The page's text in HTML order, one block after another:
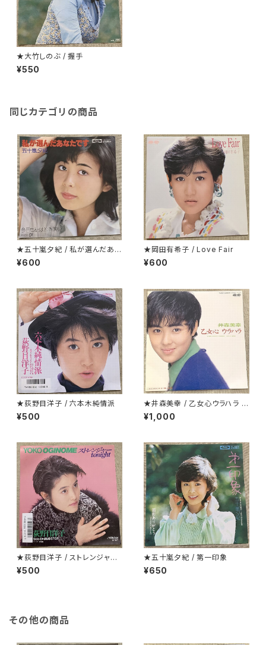
★大竹しのぶ / 握手
¥550
同じカテゴリの商品
★五十嵐夕紀 / 私が選んだあな
たです
¥600
★岡田有希子 / Love Fair
¥600
★荻野目洋子 / 六本木純情派
¥500
★井森美幸 / 乙女心ウラハラ プ
ロモ
¥1,000
★荻野目洋子 / ストレンジャーt
onight
¥500
★五十嵐夕紀 / 第一印象
¥650
その他の商品